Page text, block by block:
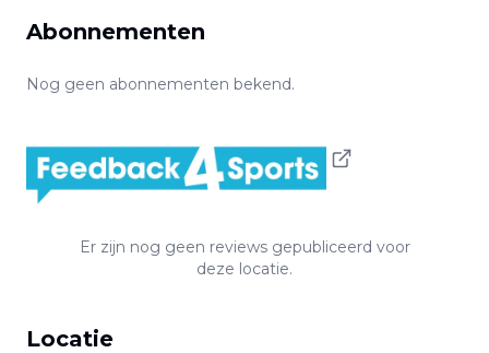
Abonnementen
Nog geen abonnementen bekend.
Er zijn nog geen reviews gepubliceerd voor
deze locatie.
Locatie